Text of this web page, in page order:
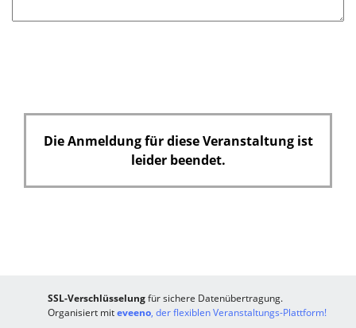
Die Anmeldung für diese Veranstaltung ist
leider beendet.
SSL-Verschlüsselungfür sichere Datenübertragung.
Organisiert miteveeno, der flexiblen Veranstaltungs-Plattform!